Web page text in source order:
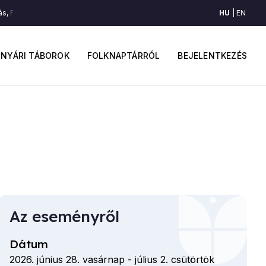
fiók
menüje
BEJELENTKEZÉS
NYÁRI TÁBOROK FOLKNAPTÁRRÓL
Felső-Vízmellék) Csárdás
HU EN
Az eseményről
Dátum
2026. június 28. vasárnap - július 2. csütörtök